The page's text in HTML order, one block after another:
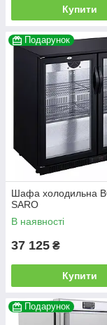
Купити
Подарунок
Шафа холодильна
SARO
В наявності
37 125 ₴
Купити
Подарунок